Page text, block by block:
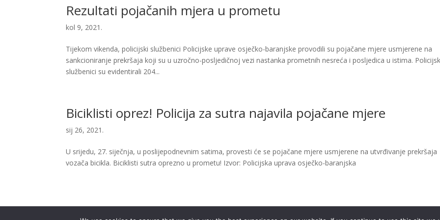
Rezultati pojačanih mjera u prometu
kol 9, 2021.
Tijekom vikenda, policijski službenici Policijske uprave osječko-baranjske provodili su pojačane mjere usmjerene na
sankcioniranje prekršaja koji su u uzročno-posljedičnoj vezi nastanka prometnih nesreća i posljedica u istima.
službenici su evidentirali 204...
Biciklisti oprez! Policija za sutra najavila pojačane mjere
sij 26, 2021.
U srijedu, 27. siječnja, u poslijepodnevnim satima, provesti će se pojačane mjere usmjerene na utvrđivanje prekršaja
vozača bicikla. Biciklisti sutra oprezno u prometu! Izvor: Policijska uprava osječko-baranjska